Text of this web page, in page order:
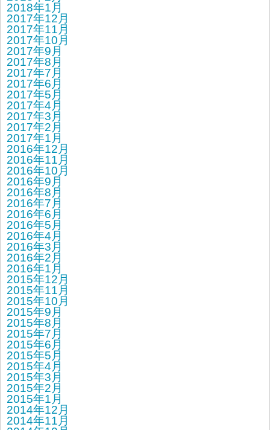
2018年1月
2017年12月
2017年11月
2017年10月
2017年9月
2017年8月
2017年7月
2017年6月
2017年5月
2017年4月
2017年3月
2017年2月
2017年1月
2016年12月
2016年11月
2016年10月
2016年9月
2016年8月
2016年7月
2016年6月
2016年5月
2016年4月
2016年3月
2016年2月
2016年1月
2015年12月
2015年11月
2015年10月
2015年9月
2015年8月
2015年7月
2015年6月
2015年5月
2015年4月
2015年3月
2015年2月
2015年1月
2014年12月
2014年11月